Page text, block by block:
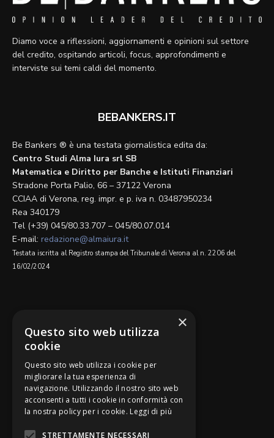
Diamo voce a riflessioni, aggiornamenti e opinioni sul settore
del credito, ospitando articoli, focus, approfondimenti e
interviste sui temi caldi del momento.
BEBANKERS.IT
Be Bankers ® è una testata giornalistica edita da:
Centro Studi Alma Iura srl SB
Matematica e Diritto per Banche e Istituti Finanziari
Stradone Porta Palio, 66 – 37122 Verona
CCIAA di Verona, reg. impr. e p. iva n. 03487950234
Rea 340179
Tel (+39) 045/80.33.707 – 045/80.07.014
E-mail: redazione@almaiura.it
Testata iscritta al Registro stampa del Tribunale di Verona al n. 2206 del
16/02/2024
Be Bankers è ideato da
×
Questo sito web utilizza
cookie
Questo sito web utilizza i cookie per
migliorare la tua esperienza di
navigazione. Utilizzando il nostro sito web
acconsenti a tutti i cookie in conformità con
la nostra policy per i cookie. Leggi di più
STRETTAMENTE NECESSARI